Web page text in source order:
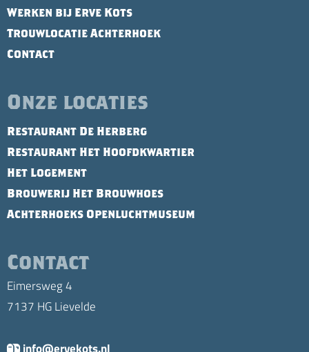
Werken bij Erve Kots
Trouwlocatie Achterhoek
Contact
Onze locaties
Restaurant De Herberg
Restaurant Het Hoofdkwartier
Het Logement
Brouwerij Het Brouwhoes
Achterhoeks Openluchtmuseum
Contact
Eimersweg 4
7137 HG Lievelde
info@ervekots.nl